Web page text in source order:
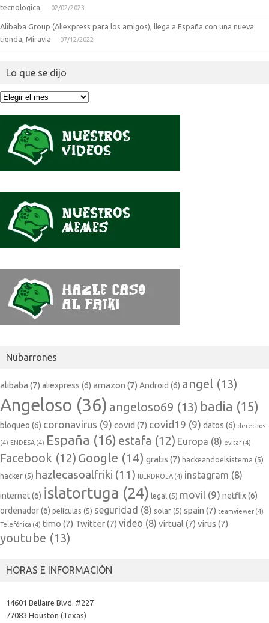
tecnologica.
02/02/2023
Alibaba Group (Aliexpress para los amigos), llega a España con una nueva
tienda, Miravia
07/12/2022
Lo que se dijo
Lo
Nubarrones
alibaba (7) aliexpress (6) amazon (7) Android (6) angel (13)
Angeloso (36) angeloso69 (13) badia (15)
bloqueo (6) coronavirus (9) covid (7) covid19 (9) datos (6) derechos
(4) ENDESA (4) España (16) estafa (12) Europa (8) evitar (4)
Facebook (12) Google (14) gratis (7) hackeandoelsistema (5)
hacker (5) hazlecasoalfriki (11) IBERDROLA (4) instagram (8)
internet(6) islatortuga (24) legal (5) movil (9) netflix(6)
ordenador(6) películas (5) seguridad (8) solar (5) spain (7) teamviewer (4)
Telefónica (4) timo (7) Twitter(7) video (8) virtual (7) virus (7)
youtube (13)
HORAS E INFORMACIÓN
14601 Bellaire Blvd. #227
77083 Houston (Texas)